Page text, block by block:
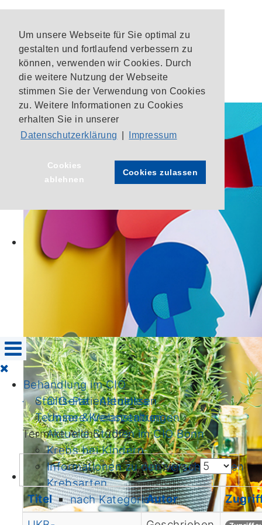
Um unsere Webseite für Sie optimal zu
gestalten und fortlaufend verbessern zu
können, verwenden wir Cookies. Durch
die weitere Nutzung der Webseite
stimmen Sie der Verwendung von Cookies
zu. Weitere Informationen zu Cookies
erhalten Sie in unserer
Datenschutzerklärung
Impressum
Cookies
ablehnen
Cookies zulassen
Behandlung im CIO
CIO-Patientenlotsen
Unsere Krebszentren
Aktuelle Studien im CIO Bonn
Krebs bei Kindern
Informationen zu den verschiedenen
Krebsarten
nach Kategorien
von A biz Z
Startseite›Aktuelles›
Termine & Veranstaltungen›
Termine Archiv 2022
Anzeige #
Titel Autor